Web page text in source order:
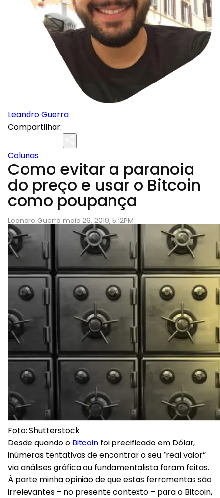
Leandro Guerra
Compartilhar:
Colunas
Como evitar a paranoia
do preço e usar o Bitcoin
como poupança
Leandro Guerra maio 26, 2019, 5:12PM
Foto: Shutterstock
Desde quando o Bitcoin foi precificado em Dólar,
inúmeras tentativas de encontrar o seu “real valor”
via análises gráfica ou fundamentalista foram feitas.
À parte minha opinião de que estas ferramentas são
irrelevantes – no presente contexto – para o Bitcoin,